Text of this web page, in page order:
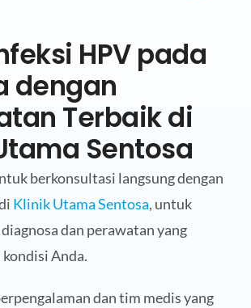
HPV pada
dengan
Terbaik di
Sentosa
berkonsultasi langsung dengan
Klinik Utama Sentosa, untuk
dan perawatan yang
kondisi Anda.
dan tim medis yang